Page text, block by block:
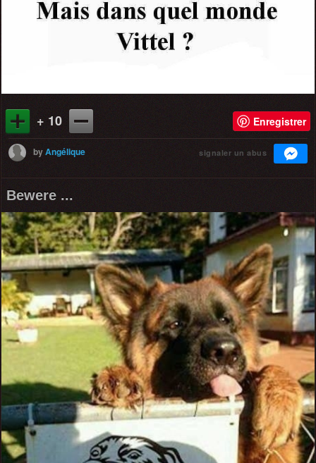
+ 10 Enregistrer
byAngélique signaler un abus
Bewere ...